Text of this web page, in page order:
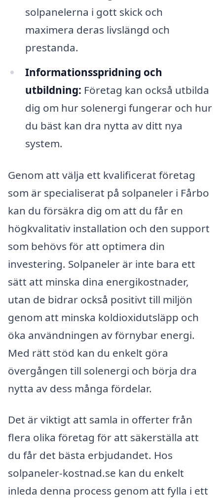
solpanelerna i gott skick och
maximera deras livslängd och
prestanda.
Informationsspridning och
utbildning: Företag kan också utbilda
dig om hur solenergi fungerar och hur
du bäst kan dra nytta av ditt nya
system.
Genom att välja ett kvalificerat företag
som är specialiserat på solpaneler i Fårbo
kan du försäkra dig om att du får en
högkvalitativ installation och den support
som behövs för att optimera din
investering. Solpaneler är inte bara ett
sätt att minska dina energikostnader,
utan de bidrar också positivt till miljön
genom att minska koldioxidutsläpp och
öka användningen av förnybar energi.
Med rätt stöd kan du enkelt göra
övergången till solenergi och börja dra
nytta av dess många fördelar.
Det är viktigt att samla in offerter från
flera olika företag för att säkerställa att
du får det bästa erbjudandet. Hos
solpaneler-kostnad.se kan du enkelt
inleda denna process genom att fylla i ett